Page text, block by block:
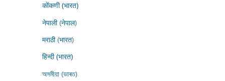
कोंकणी (भारत)
नेपाली (नेपाल)
मराठी (भारत)
हिन्दी (भारत)
অসমীয়া (ভাৰত)